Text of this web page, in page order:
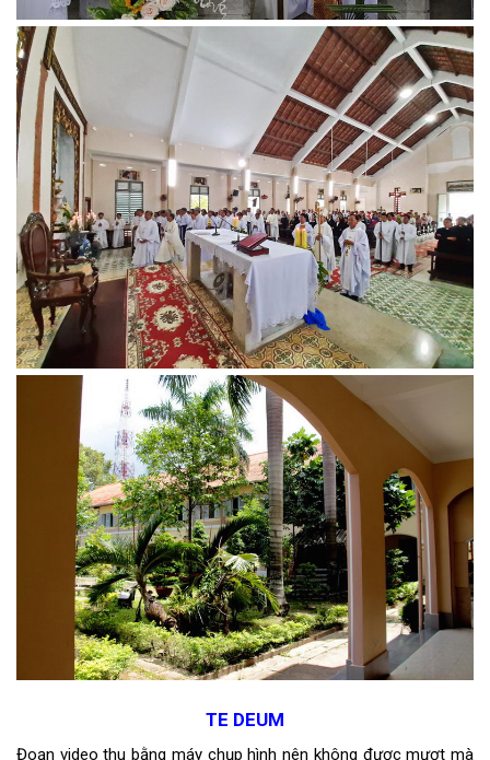
TE DEUM
Đoạn video thu bằng máy chụp hình nên không được mượt mà